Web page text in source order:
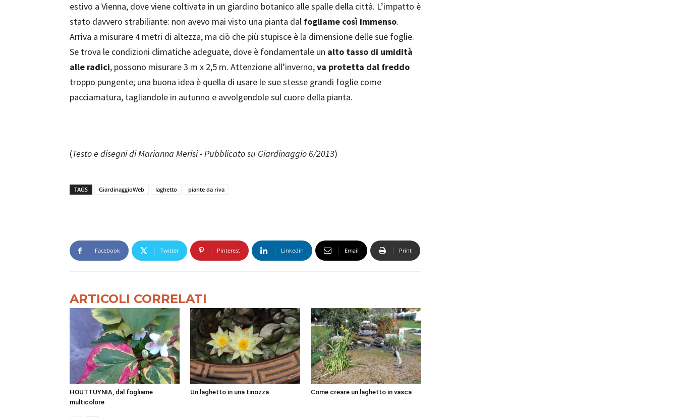
estivo a Vienna, dove viene coltivata in un giardino botanico alle spalle della città. L’impatto è
stato davvero strabiliante: non avevo mai visto una pianta dal fogliame così immenso.
Arriva a misurare 4 metri di altezza, ma ciò che più stupisce è la dimensione delle sue foglie.
Se trova le condizioni climatiche adeguate, dove è fondamentale un alto tasso di umidità
alle radici, possono misurare 3 m x 2,5 m. Attenzione all’inverno,va protetta dal freddo
troppo pungente; una buona idea è quella di usare le sue stesse grandi foglie come
pacciamatura, tagliandole in autunno e avvolgendole sul cuore della pianta.
(Testo e disegni di Marianna Merisi - Pubblicato su Giardinaggio 6/2013)
TAGS GiardinaggioWeb laghetto piante da riva
Facebook Twitter Pinterest Linkedin Email Print
ARTICOLI CORRELATI
HOUTTUYNIA, dal fogliame
multicolore
Un laghetto in una tinozza Come creare un laghetto in vasca